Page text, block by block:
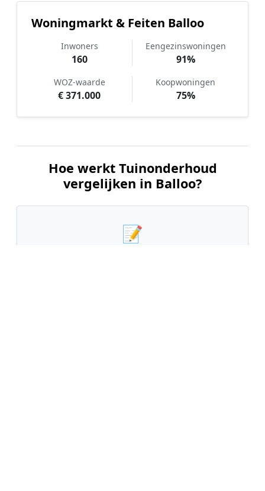
Woningmarkt & Feiten Balloo
Inwoners
160
Eengezinswoningen
91%
WOZ-waarde
€ 371.000
Koopwoningen
75%
Hoe werkt Tuinonderhoud
vergelijken in Balloo?
📝